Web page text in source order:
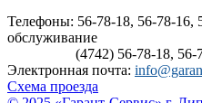
Телефоны: 56-78-18, 56-78-16,
обслуживание
(4742) 56-78-18,
Электронная почта:
Схема проезда